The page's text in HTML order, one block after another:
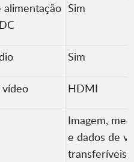
alimentação Sim
Sim
vídeo HDMI
Imagem,
e dados de
transferíveis